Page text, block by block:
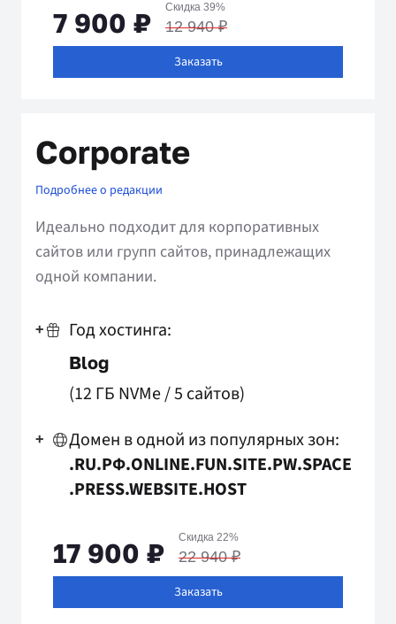
Заказать
7 900 ₽ Скидка 39%
12 940 ₽
Corporate
Подробнее о редакции
Идеально подходит для корпоративных
сайтов или групп сайтов, принадлежащих
одной компании.
+ Год хостинга:
Blog
(12 ГБ NVMe/5 сайтов)
+
Домен в одной из популярных зон:
.RU.РФ.ONLINE.FUN.SITE.PW.SPACE
.PRESS.WEBSITE.HOST
Заказать
17 900 ₽ Скидка 22%
22 940 ₽